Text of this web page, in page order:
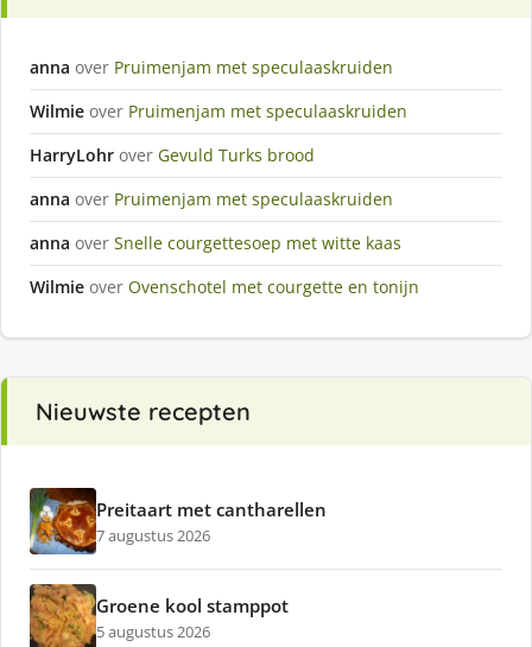
anna over Pruimenjam met speculaaskruiden
Wilmie over Pruimenjam met speculaaskruiden
HarryLohr over Gevuld Turks brood
anna over Pruimenjam met speculaaskruiden
anna over Snelle courgettesoep met witte kaas
Wilmie over Ovenschotel met courgette en tonijn
Nieuwste recepten
Preitaart met cantharellen
7 augustus 2026
Groene kool stamppot
5 augustus 2026